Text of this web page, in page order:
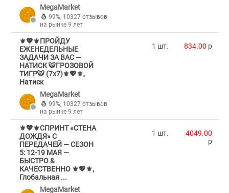
MegaMarket
99%, 10327 отзывов
на рынке 9 лет
⚜️💖⚜️ПРОЙДУ
ЕЖЕНЕДЕЛЬНЫЕ
ЗАДАЧИ ЗА ВАС —
НАТИСК 🐯ГРОЗОВОЙ
ТИГР🐯 (7х7)⚜️💖⚜️,
Натиск
MegaMarket
99%, 10327 отзывов
на рынке 9 лет
1 шт. 834.00 p
⚜️💖⚜️СПРИНТ «СТЕНА
ДОЖДЯ» С
ПЕРЕДАЧЕЙ — СЕЗОН
5: 12-19 МАЯ —
БЫСТРО &
КАЧЕСТВЕННО ⚜️💖⚜️,
Глобальная ...
MegaMarket
1 шт.
4049.00
p